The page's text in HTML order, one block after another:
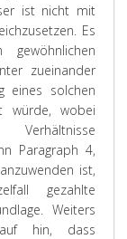
ist nicht mit
Es
zueinander
eines solchen
würde, wobei
Paragraph 4,
ist,
gezahlte
Weiters
hin, dass